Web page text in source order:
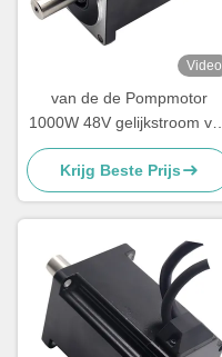
Video
van de de Pompmotor
1000W 48V gelijkstroom van
400W 750W de
Peristaltische Elektrische
Motor
Krijg Beste Prijs